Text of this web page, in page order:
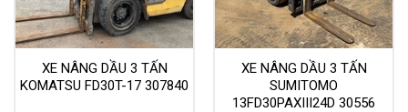
XE NÂNG DẦU 3 TẤN
KOMATSU FD30T-17 307840
XE NÂNG DẦU 3 TẤN
SUMITOMO
13FD30PAXIII24D 30556